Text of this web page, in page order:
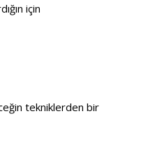
için
tekniklerden bir